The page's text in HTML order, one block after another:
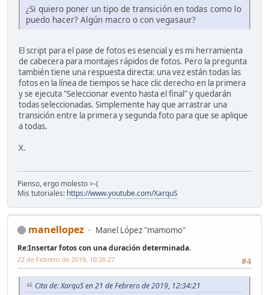
¿Si quiero poner un tipo de transición en todas como lo
puedo hacer? Algún macro o con vegasaur?
El script para el pase de fotos es esencial y es mi herramienta
de cabecera para montajes rápidos de fotos. Pero la pregunta
también tiene una respuesta directa: una vez están todas las
fotos en la línea de tiempos se hace clic derecho en la primera
y se ejecuta "Seleccionar evento hasta el final" y quedarán
todas seleccionadas. Simplemente hay que arrastrar una
transición entre la primera y segunda foto para que se aplique
a todas.
X.
Pienso, ergo molesto >-(
Mis tutoriales: https://www.youtube.com/XarquS
manellopez Manel López "mamomo"
Re:Insertar fotos con una duración determinada.
#4
22 de Febrero de 2019, 10:26:27
Cita de: XarquS en 21 de Febrero de 2019, 12:34:21